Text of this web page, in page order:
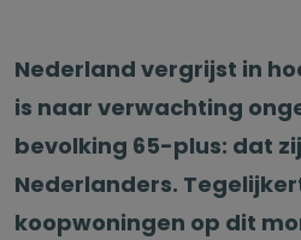
Nederland vergrijst in
is naar verwachting
bevolking 65-plus: dat
Nederlanders.
koopwoningen op dit